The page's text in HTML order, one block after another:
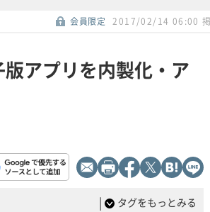
会員限定 2017/02/14 06:00
版アプリを内製化・ア
| タグをもっとみる